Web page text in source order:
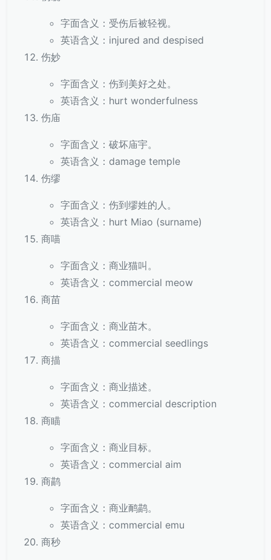
字面含义：受伤后被轻视。
英语含义：injured and despised
伤妙
字面含义：伤到美好之处。
英语含义：hurt wonderfulness
伤庙
字面含义：破坏庙宇。
英语含义：damage temple
伤缪
字面含义：伤到缪姓的人。
英语含义：hurt Miao (surname)
商喵
字面含义：商业猫叫。
英语含义：commercial meow
商苗
字面含义：商业苗木。
英语含义：commercial seedlings
商描
字面含义：商业描述。
英语含义：commercial description
商瞄
字面含义：商业目标。
英语含义：commercial aim
商鹋
字面含义：商业鸸鹋。
英语含义：commercial emu
商秒